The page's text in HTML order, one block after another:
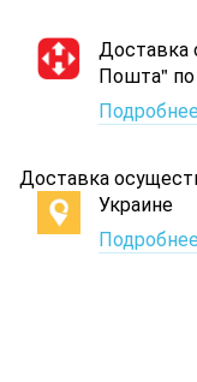
Доставка
Пошта" по
Доставка
Украине